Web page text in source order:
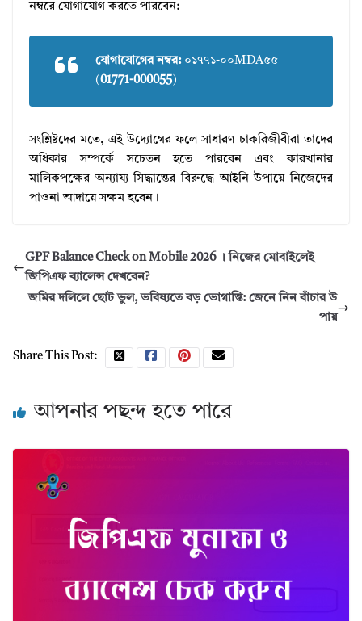
নম্বরে যোগাযোগ করতে পারবেন:
যোগাযোগের নম্বর:০১৭৭১-০০MDA৫৫
(01771-000055)
সংশ্লিষ্টদের মতে, এই উদ্যোগের ফলে সাধারণ চাকরিজীবীরা তাদের
অধিকার সম্পর্কে সচেতন হতে পারবেন এবং কারখানার
মালিকপক্ষের অন্যায্য সিদ্ধান্তের বিরুদ্ধে আইনি উপায়ে নিজেদের
পাওনা আদায়ে সক্ষম হবেন।
GPF Balance Check on Mobile 2026 । নিজের মোবাইলেই
জিপিএফ ব্যালেন্স দেখবেন?
জমির দলিলে ছোট ভুল, ভবিষ্যতে বড় ভোগান্তি: জেনে নিন বাঁচার উ
পায়
Share This Post:
আপনার পছন্দ হতে পারে